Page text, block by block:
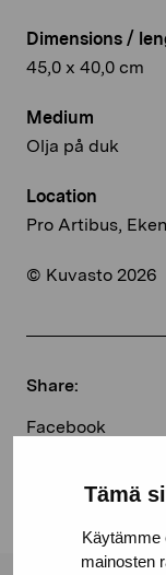
Tämä
Käytämme
mainosten
Dimensions /
45,0 x 40,0 cm
Medium
Olja på duk
Location
Pro Artibus,
© Kuvasto 2026
Share:
Facebook